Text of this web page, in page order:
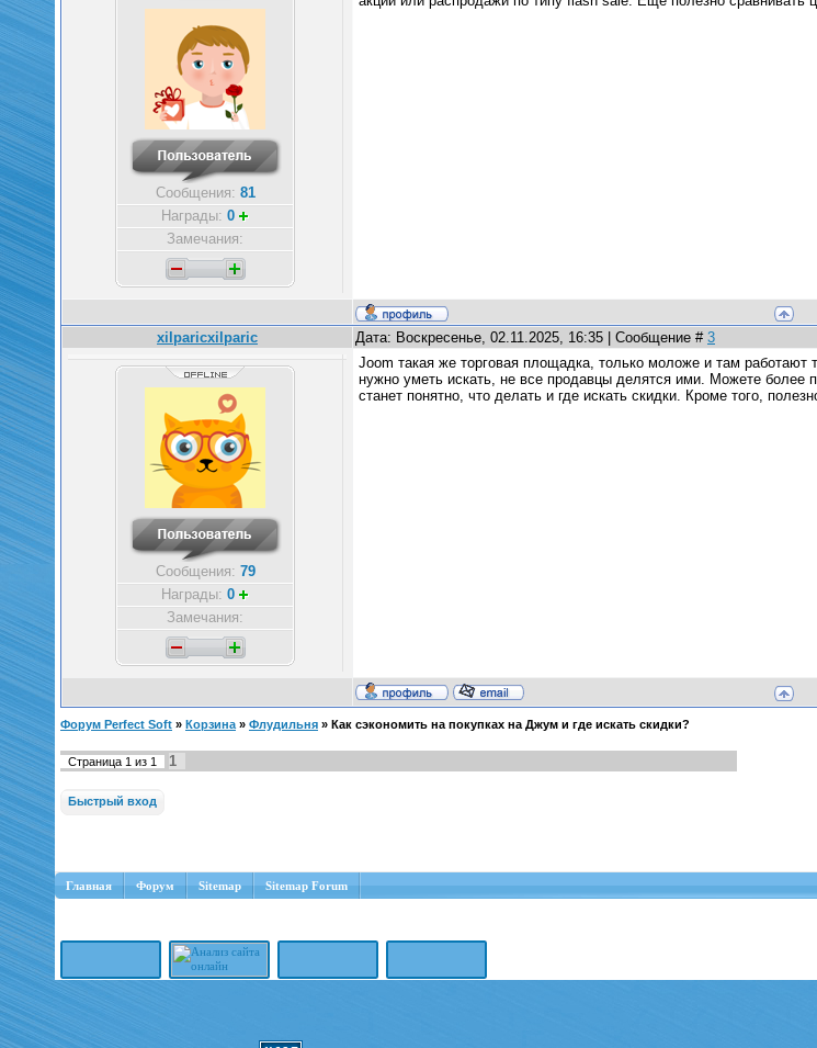
Сообщения: 81
Награды: 0
Замечания:
xilparicxilparic Дата: Воскресенье, 02.11.2025, 16:35 | Сообщение # 3
Сообщения: 79
Награды: 0
Замечания:
Joom такая же торговая площадка, только моложе и там
нужно уметь искать, не все продавцы делятся ими. Можете более
станет понятно, что делать и где искать скидки. Кроме того,
Форум Perfect Soft » Корзина » Флудильня » Как сэкономить на покупках на Джум и где искать скидки?
Страница 1 из 1 1
Главная Форум Sitemap Sitemap Forum